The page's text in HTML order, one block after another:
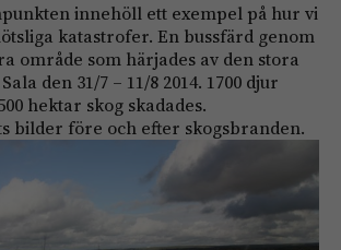
innehöll ett exempel på hur vi
katastrofer. En bussfärd genom
område som härjades av den stora
den 31/7 – 11/8 2014. 1700 djur
hektar skog skadades.
bilder före och efter skogsbranden.